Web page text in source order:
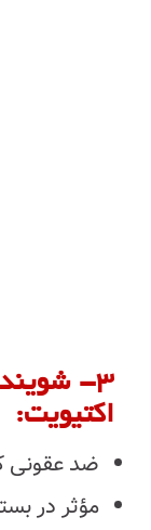
۳-
اکتیویت:
ضد عقونی
مؤثر در